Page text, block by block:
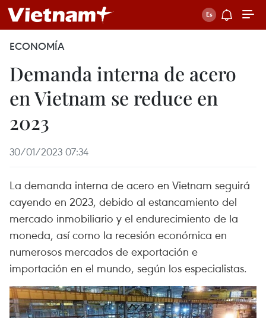
ECONOMÍA
Demanda interna de acero
en Vietnam se reduce en
2023
30/01/2023 07:34
La demanda interna de acero en Vietnam seguirá
cayendo en 2023, debido al estancamiento del
mercado inmobiliario y el endurecimiento de la
moneda, así como la recesión económica en
numerosos mercados de exportación e
importación en el mundo, según los especialistas.